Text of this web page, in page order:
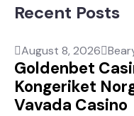
Recent Posts
August 8, 2026
Goldenbet
Kongeriket
Vavada Casino